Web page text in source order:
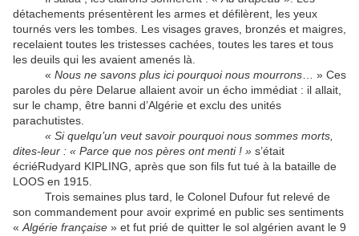
détachements présentèrent les armes et défilèrent, les yeux
tournés vers les tombes. Les visages graves, bronzés et maigres,
recelaient toutes les tristesses cachées, toutes les tares et tous
les deuils qui les avaient amenés là.
« Nous ne savons plus ici pourquoi nous mourrons … » Ces
paroles du père Delarue allaient avoir un écho immédiat : il allait,
sur le champ, être banni d’Algérie et exclu des unités
parachutistes.
« Si quelqu’un veut savoir pourquoi nous sommes morts,
dites-leur : « Parce que nos pères ont menti ! » s’était
écriéRudyard KIPLING, après que son fils fut tué à la bataille de
LOOS en 1915.
Trois semaines plus tard, le Colonel Dufour fut relevé de
son commandement pour avoir exprimé en public ses sentiments
« Algérie française » et fut prié de quitter le sol algérien avant le 9